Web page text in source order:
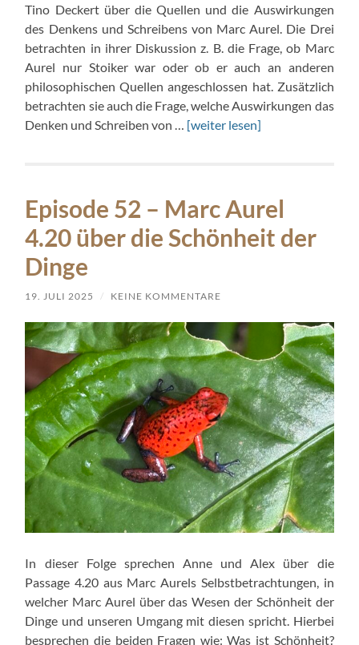
Tino Deckert über die Quellen und die Auswirkungen
des Denkens und Schreibens von Marc Aurel. Die Drei
betrachten in ihrer Diskussion z. B. die Frage, ob Marc
Aurel nur Stoiker war oder ob er auch an anderen
philosophischen Quellen angeschlossen hat. Zusätzlich
betrachten sie auch die Frage, welche Auswirkungen das
Denken und Schreiben von … [weiter lesen]
Episode 52 – Marc Aurel
4.20 über die Schönheit der
Dinge
19. JULI 2025 / KEINE KOMMENTARE
In dieser Folge sprechen Anne und Alex über die
Passage 4.20 aus Marc Aurels Selbstbetrachtungen, in
welcher Marc Aurel über das Wesen der Schönheit der
Dinge und unseren Umgang mit diesen spricht. Hierbei
besprechen die beiden Fragen wie: Was ist Schönheit?